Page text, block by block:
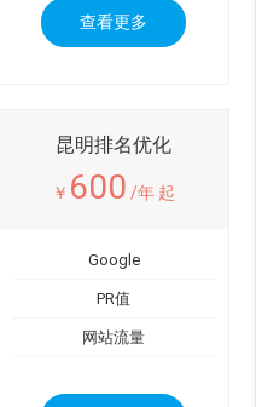
查看更多
昆明排名优化
￥ 600 /年 起
Google
PR值
网站流量